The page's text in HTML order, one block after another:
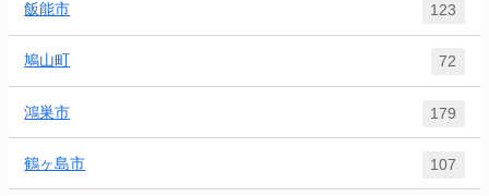
飯能市 123
鳩山町 72
鴻巣市 179
鶴ヶ島市 107